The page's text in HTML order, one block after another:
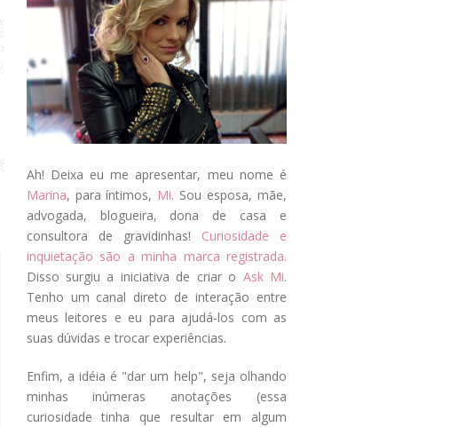
Ah! Deixa eu me apresentar, meu nome é
Marina, para íntimos, Mi. Sou esposa, mãe,
advogada, blogueira, dona de casa e
consultora de gravidinhas! Curiosidade e
inquietação são a minha marca registrada.
Disso surgiu a iniciativa de criar o Ask Mi.
Tenho um canal direto de interação entre
meus leitores e eu para ajudá-los com as
suas dúvidas e trocar experiências.
Enfim, a idéia é "dar um help", seja olhando
minhas inúmeras anotações (essa
curiosidade tinha que resultar em algum